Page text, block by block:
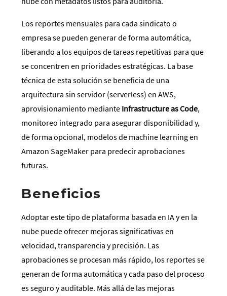
Los reportes mensuales para cada sindicato o
empresa se pueden generar de forma automática,
liberando a los equipos de tareas repetitivas para que
se concentren en prioridades estratégicas. La base
técnica de esta solución se beneficia de una
arquitectura sin servidor (serverless) en AWS,
aprovisionamiento mediante Infrastructure as Code,
monitoreo integrado para asegurar disponibilidad y,
de forma opcional, modelos de machine learning en
Amazon SageMaker para predecir aprobaciones
futuras.
Beneficios
Adoptar este tipo de plataforma basada en IA y en la
nube puede ofrecer mejoras significativas en
velocidad, transparencia y precisión. Las
aprobaciones se procesan más rápido, los reportes se
generan de forma automática y cada paso del proceso
es seguro y auditable. Más allá de las mejoras